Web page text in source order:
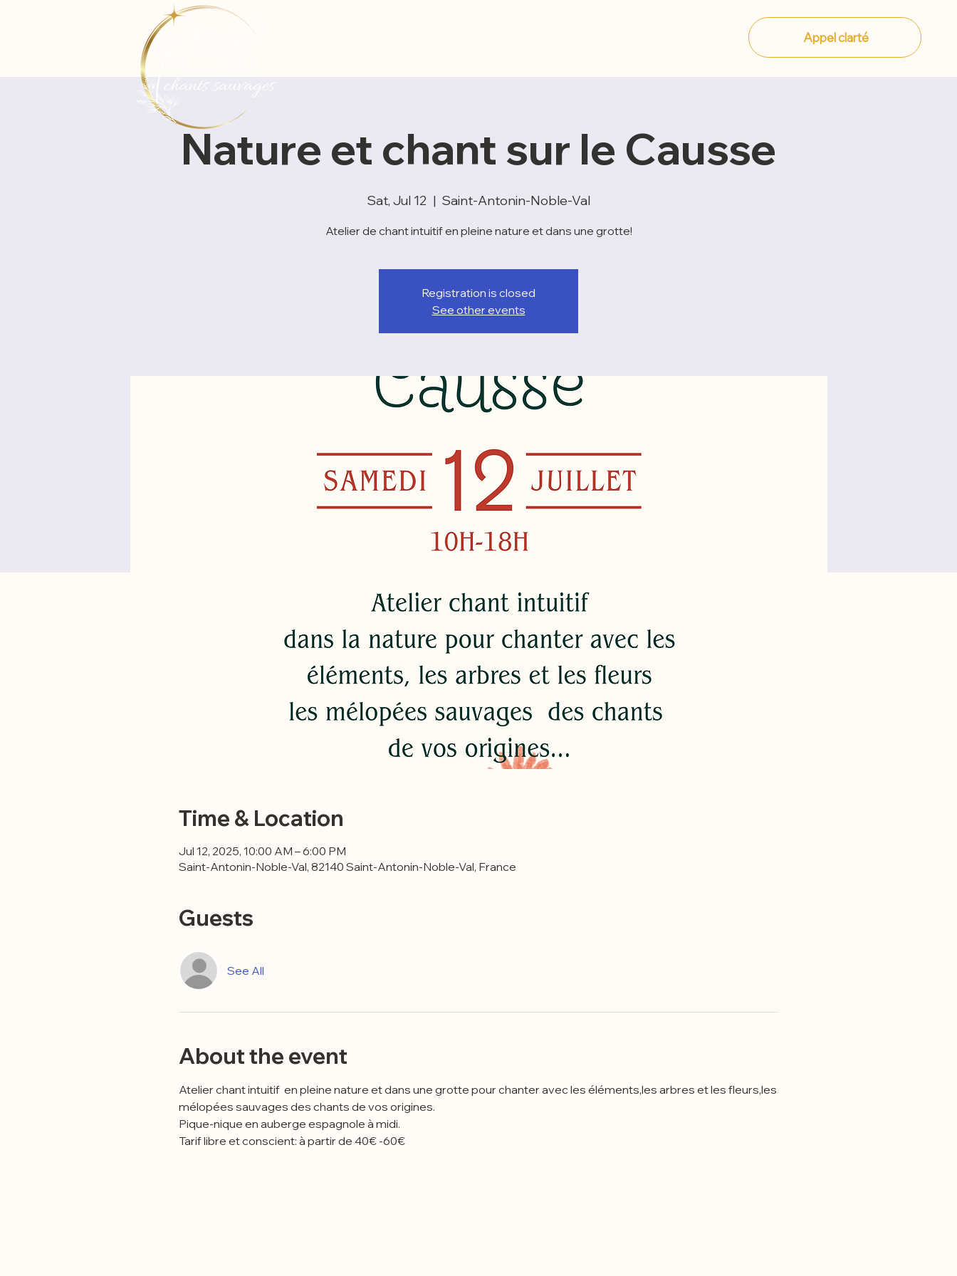
Appel clarté
Contact
Nature et chant sur le Causse
Sat, Jul 12
  |
Saint-Antonin-Noble-Val
Atelier de chant intuitif en pleine nature et dans une grotte!
Registration is closed
See other events
Time & Location
Jul 12, 2025, 10:00 AM – 6:00 PM
Saint-Antonin-Noble-Val, 82140 Saint-Antonin-Noble-Val, France
Guests
See All
About the event
Atelier chant intuitif  en pleine nature et dans une grotte pour chanter avec les éléments,les arbres et les fleurs,les
mélopées sauvages des chants de vos origines.
Pique-nique en auberge espagnole à midi.
Tarif libre et conscient: à partir de 40€ -60€